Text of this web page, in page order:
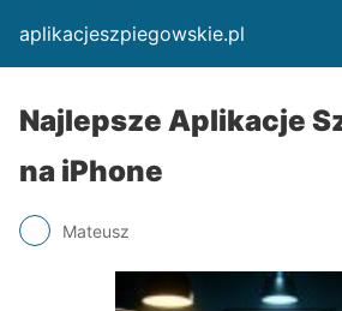
aplikacjeszpiegowskie.pl
Najlepsze Aplikacje
na iPhone
Mateusz